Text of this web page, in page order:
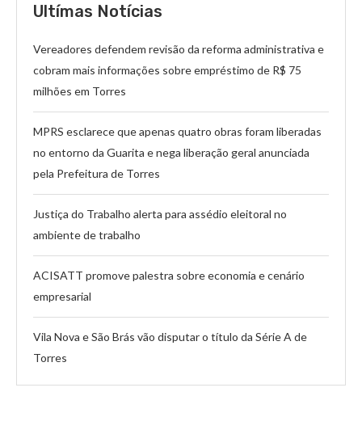
Ultímas Notícias
Vereadores defendem revisão da reforma administrativa e
cobram mais informações sobre empréstimo de R$ 75
milhões em Torres
MPRS esclarece que apenas quatro obras foram liberadas
no entorno da Guarita e nega liberação geral anunciada
pela Prefeitura de Torres
Justiça do Trabalho alerta para assédio eleitoral no
ambiente de trabalho
ACISATT promove palestra sobre economia e cenário
empresarial
Vila Nova e São Brás vão disputar o título da Série A de
Torres